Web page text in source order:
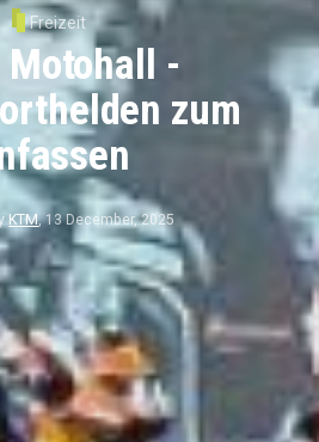
Freizeit
Motohall -
zum
KTM,13 December, 2025